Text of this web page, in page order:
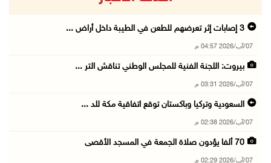
3 إصابات إثر تعرضهم للطعن في الطيبة داخل أراض ...
07/آب/2026 04:57 م
بيروت: اللجنة الفنية للمجلس الوطني تناقش التر ...
07/آب/2026 03:31 م
السعودية وتركيا وباكستان توقع اتفاقية مكة للد ...
07/آب/2026 02:38 م
70 ألفا يؤدون صلاة الجمعة في المسجد الأقصى
07/آب/2026 02:29 م